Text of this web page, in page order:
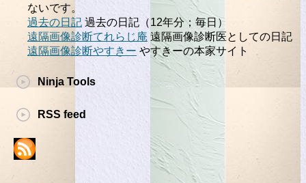
ないです。
過去の日記 過去の日記（12年分；毎日）
遠隔画像診断てれらじ庵 遠隔画像診断医としての日記
遠隔画像診断やすきー やすきーの本家サイト
Ninja Tools
RSS feed